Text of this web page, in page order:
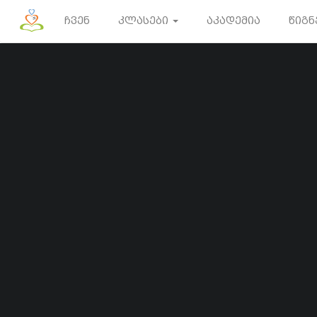
ჩვენ კლასები აკადემია